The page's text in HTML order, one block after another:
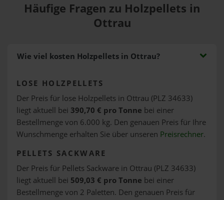
Häufige Fragen zu Holzpellets in
Ottrau
Wie viel kosten Holzpellets in Ottrau?
LOSE HOLZPELLETS
Der Preis für lose Holzpellets in Ottrau (PLZ 34633)
liegt aktuell bei 390,70 € pro Tonne bei einer
Bestellmenge von 6.000 kg. Den genauen Preis für Ihre
Wunschmenge erhalten Sie über unseren Preisrechner.
PELLETS SACKWARE
Der Preis für Pellets Sackware in Ottrau (PLZ 34633)
liegt aktuell bei 509,03 € pro Tonne bei einer
Bestellmenge von 2 Paletten. Den genauen Preis für